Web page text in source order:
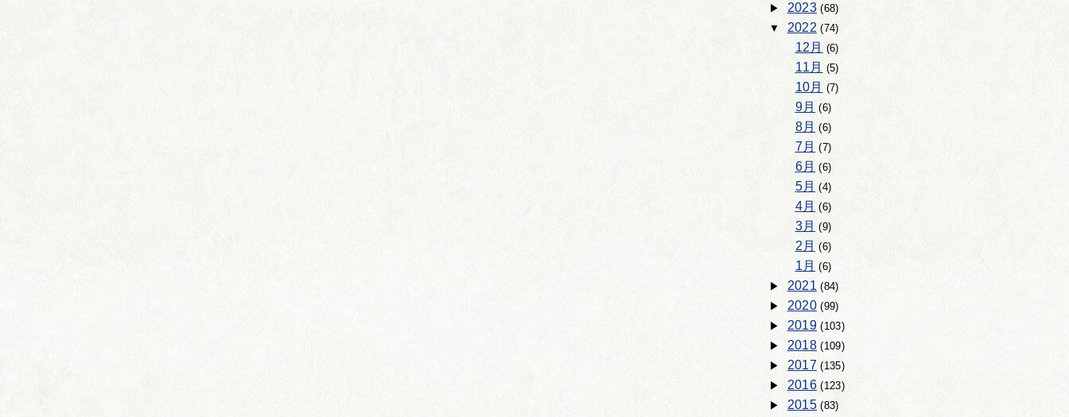
2023(68)
2022(74)
12月 (6)
11月 (5)
10月 (7)
9月 (6)
8月 (6)
7月 (7)
6月 (6)
5月 (4)
4月 (6)
3月 (9)
2月 (6)
1月 (6)
2021(84)
2020(99)
2019(103)
2018(109)
2017 (135)
2016(123)
2015(83)